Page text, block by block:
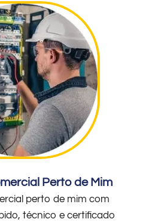
Perto de Mim
perto de mim com
técnico e certificado